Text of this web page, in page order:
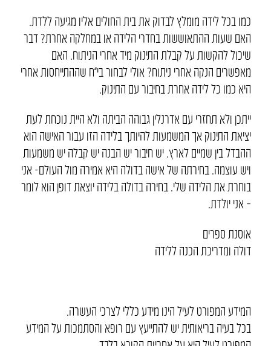
כמו בכל לידה מומלץ לבדוק את בית החולים אליו מגיעה ללדת.
האם שעות ההתאוששות בחדרי הלידה או במחלקה אחרת? דבר
שיכול להקשות על קבלת התינוק מיד אחרי הניתוח. האם
מאפשרים הנקה אחרי ניתוח? אולי לבחור בי”ח שההתייחסות אחרי
היא כמו כל לידה אחרת בחיבור עם התינוק.
ייתכן ולא תחזרי עם אדרנלין גבוהה הביתה ולא היית נוכחת לעת
יציאת התינוק אך המשמעות להיותך בלידה הזו עבור האישה הוא
ההבדל בין שמיים לארץ. יש חיבור יש הבנה יש קבלה יש משמעות
ויש עוצמה. בחירתה של אישה בדולה היא אמירה מול העולם- אני
בוחרת את הלידה שלי. בחירה בדולה בלידה יוצאת דופן הוא לומר
– אני יולדת.
אוסנת ספרים
דולה ומדריכת הכנה ללידה
המידע המפורט לעיל הינו מידע כללי לצרכי העשרה.
בכל בעיה בריאותית יש להתייעץ עם רופא והסתמכות על המידע